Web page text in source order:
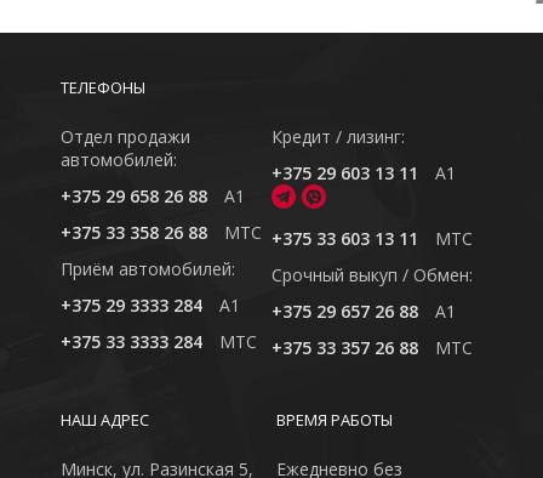
ТЕЛЕФОНЫ
Отдел продажи
автомобилей:
+375 29 658 26 88
A1
+375 33 358 26 88
MTC
Приём автомобилей:
+375 29 3333 284
A1
+375 33 3333 284
MTC
Кредит / лизинг:
+375 29 603 13 11
A1
+375 33 603 13 11
MTC
Cрочный выкуп / Обмен:
+375 29 657 26 88
A1
+375 33 357 26 88
MTC
ВРЕМЯ РАБОТЫ
Ежедневно без
НАШ АДРЕС
Минск, ул. Разинская 5,